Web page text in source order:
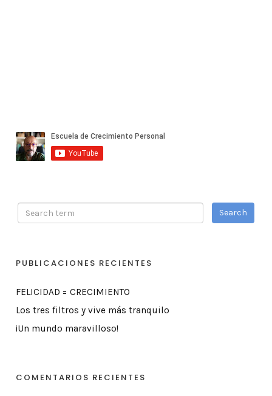
PUBLICACIONES RECIENTES
FELICIDAD = CRECIMIENTO
Los tres filtros y vive más tranquilo
¡Un mundo maravilloso!
COMENTARIOS RECIENTES